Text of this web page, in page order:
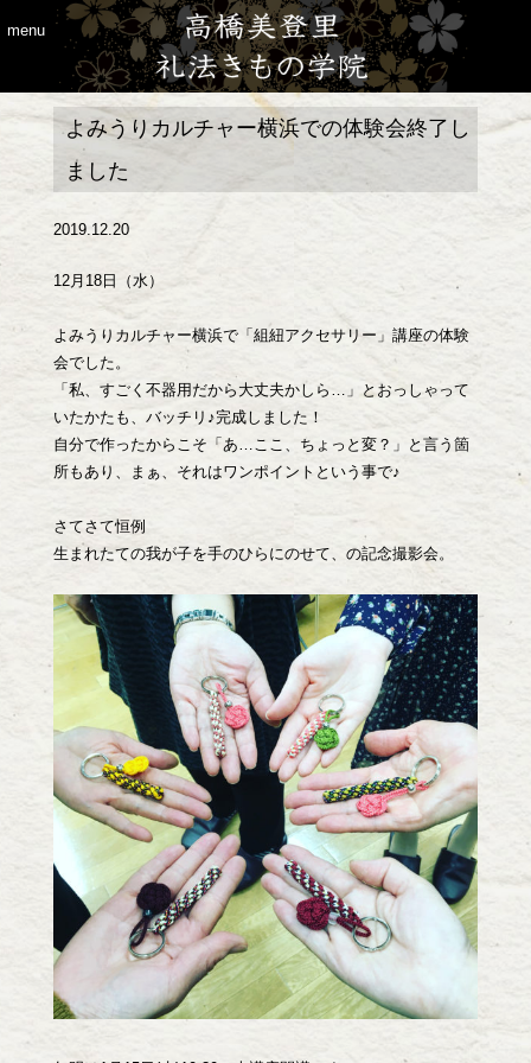
menu
よみうりカルチャー横浜での体験会終了し
ました
2019.12.20
12月18日（水）
よみうりカルチャー横浜で「組紐アクセサリー」講座の体験
会でした。
「私、すごく不器用だから大丈夫かしら…」とおっしゃって
いたかたも、バッチリ♪完成しました！
自分で作ったからこそ「あ…ここ、ちょっと変？」と言う箇
所もあり、まぁ、それはワンポイントという事で♪
さてさて恒例
生まれたての我が子を手のひらにのせて、の記念撮影会。